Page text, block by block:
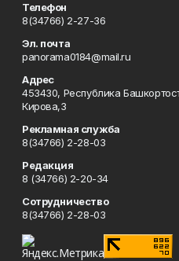
Телефон
8(34766) 2-27-36
Эл. почта
panorama0184@mail.ru
Адрес
453430, Республика
Кирова,3
Рекламная служба
8(34766) 2-28-03
Редакция
8 (34766) 2-20-34
Сотрудничество
8(34766) 2-28-03